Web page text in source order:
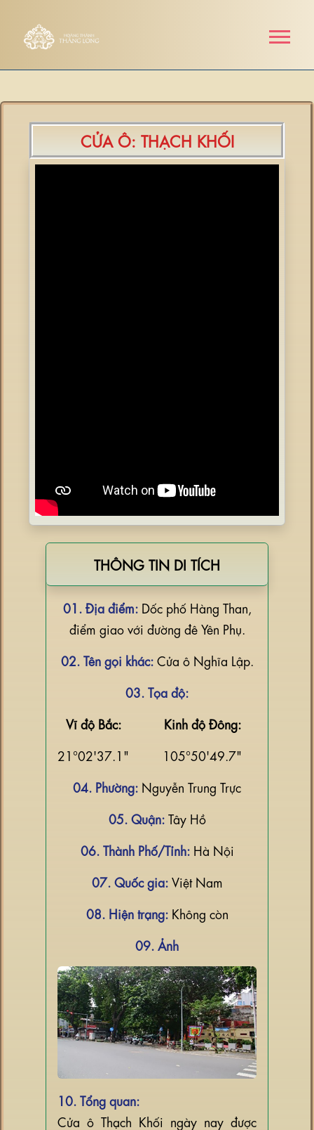
CỬA Ô: THẠCH KHỐI
THÔNG TIN DI TÍCH
01. Địa điểm:Dốc phố Hàng Than,
điểm giao với đường đê Yên Phụ.
02. Tên gọi khác:Cửa ô Nghĩa Lập.
03. Tọa độ:
Vĩ độ Bắc:
21°02'37.1"
Kinh độ Đông:
105°50'49.7"
04. Phường: Nguyễn Trung Trực
05. Quận:Tây Hồ
06. Thành Phố/Tỉnh:Hà Nội
07. Quốc gia:Việt Nam
08. Hiện trạng:Không còn
09. Ảnh
10. Tổng quan:
Cửa ô Thạch Khối ngày nay được